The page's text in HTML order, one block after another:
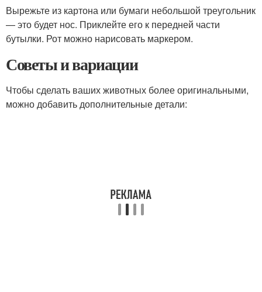
Вырежьте из картона или бумаги небольшой треугольник
— это будет нос. Приклейте его к передней части
бутылки. Рот можно нарисовать маркером.
Советы и вариации
Чтобы сделать ваших животных более оригинальными,
можно добавить дополнительные детали: